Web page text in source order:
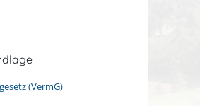
(VermG)